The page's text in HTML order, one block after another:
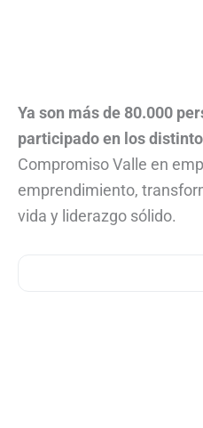
Ya son más de 80.000
participado en los
Compromiso Valle en
emprendimiento,
vida y liderazgo sólido.